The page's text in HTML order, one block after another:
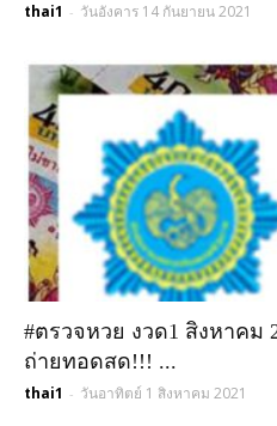
thai1 - วันอังคาร 14 กันยายน 2021
#ตรวจหวย งวด1 สิงหาคม
ถ่ายทอดสด!!! ...
thai1 - วันอาทิตย์ 1 สิงหาคม 2021